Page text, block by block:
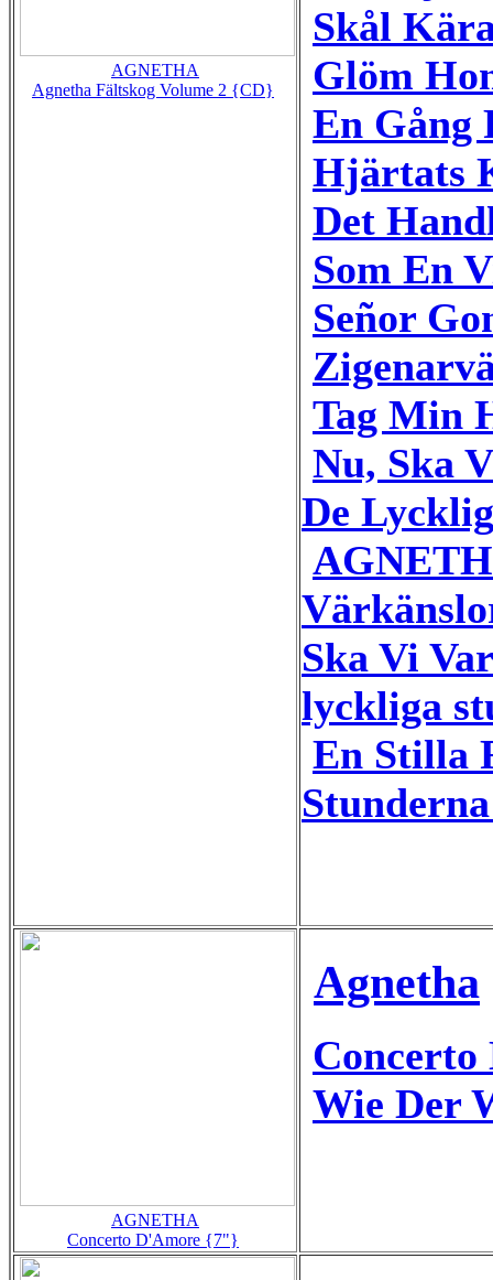
AGNETHA
Agnetha Fältskog Volume 2 {CD}
Skål
Glöm
En Gång
Hjärtats
Det
Som En
Señor
Tag Min
Nu, Ska
De
Ska Vi
lyckliga
En Stilla
AGNETHA
Concerto D'Amore {7"}
Agnetha
Wie Der